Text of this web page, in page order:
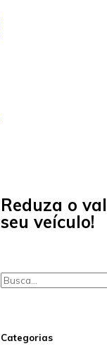
Reduza o
seu veículo!
Categorias